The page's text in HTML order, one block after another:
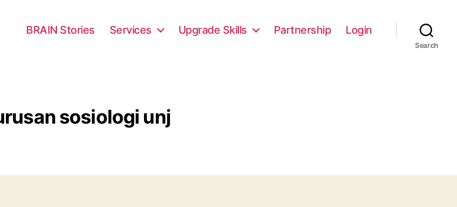
BRAIN Stories Services Upgrade Skills Partnership Login
Search
sosiologi unj